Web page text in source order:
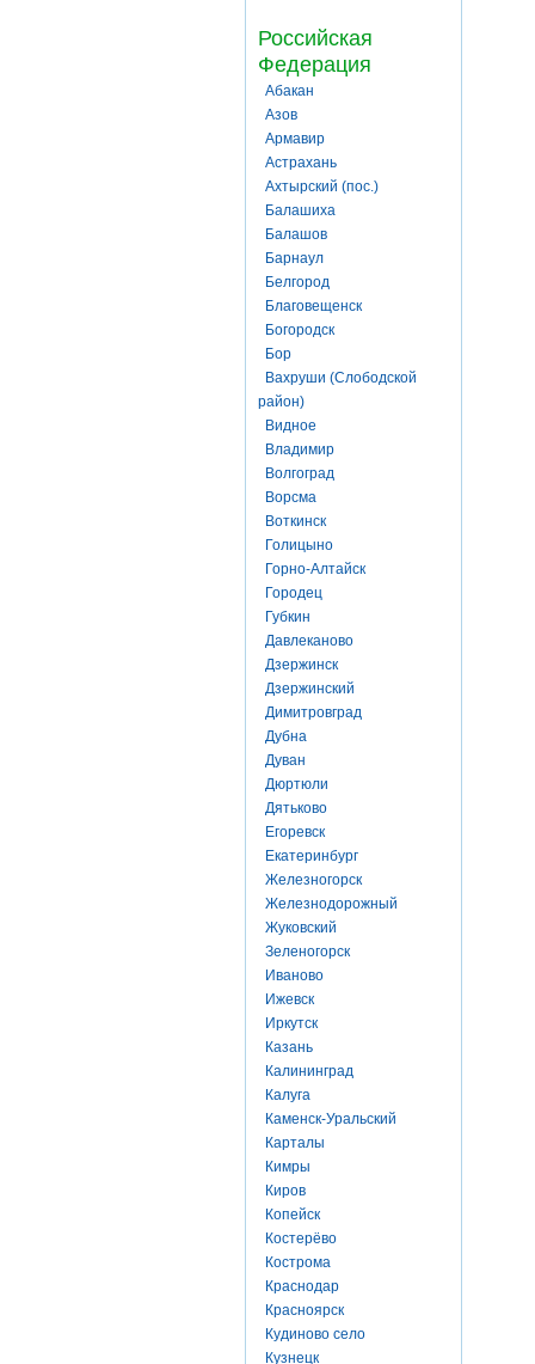
Российская
Федерация
Абакан
Азов
Армавир
Астрахань
Ахтырский (пос.)
Балашиха
Балашов
Барнаул
Белгород
Благовещенск
Богородск
Бор
Вахруши (Слободской
район)
Видное
Владимир
Волгоград
Ворсма
Воткинск
Голицыно
Горно-Алтайск
Городец
Губкин
Давлеканово
Дзержинск
Дзержинский
Димитровград
Дубна
Дуван
Дюртюли
Дятьково
Егоревск
Екатеринбург
Железногорск
Железнодорожный
Жуковский
Зеленогорск
Иваново
Ижевск
Иркутск
Казань
Калининград
Калуга
Каменск-Уральский
Карталы
Кимры
Киров
Копейск
Костерёво
Кострома
Краснодар
Красноярск
Кудиново село
Кузнецк